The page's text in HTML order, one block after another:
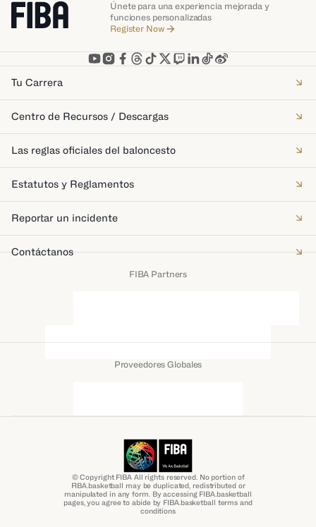
Únete para una experiencia mejorada y
funciones personalizadas
Register Now
Tu Carrera
Centro de Recursos / Descargas
Las reglas oficiales del baloncesto
Estatutos y Reglamentos
Reportar un incidente
Contáctanos
FIBA Partners
Proveedores Globales
© Copyright FIBA All rights reserved. No portion of
FIBA.basketball may be duplicated, redistributed or
manipulated in any form. By accessing FIBA.basketball
pages, you agree to abide by FIBA.basketball terms and
conditions